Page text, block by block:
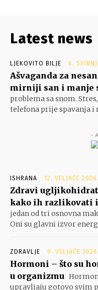
Latest news
LJEKOVITO BILJE 6.
Ašvaganda za
mirniji san i manje
problema sa snom.
telefona prije spavanja i
-
ISHRANA 12. VELJAČE 2026.
Zdravi
kako ih razlikovati
jedan od tri osnovna
Oni su glavni izvor
ZDRAVLJE 9. VELJAČE 2026.
Hormoni – što su
u organizmu
upravljaju gotovo svim